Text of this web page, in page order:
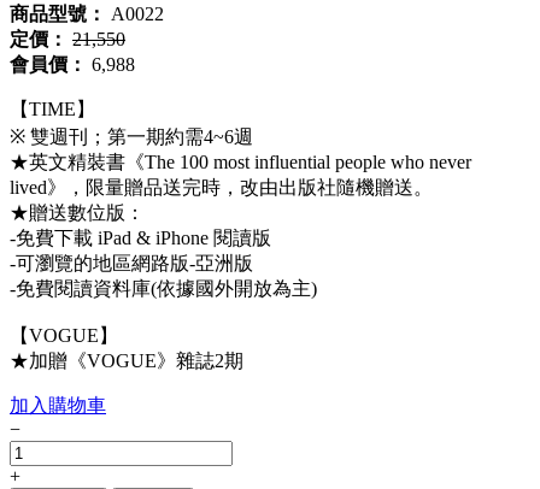
商品型號：
A0022
定價： 21,550
會員價： 6,988
【TIME】
※ 雙週刊；第一期約需4~6週
★英文精裝書《The 100 most influential people who never
lived》，限量贈品送完時，改由出版社隨機贈送。
★贈送數位版：
-免費下載 iPad & iPhone 閱讀版
-可瀏覽的地區網路版-亞洲版
-免費閱讀資料庫(依據國外開放為主)
【VOGUE】
★加贈《VOGUE》雜誌2期
加入購物車
−
+